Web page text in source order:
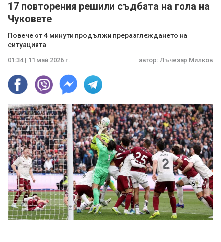
17 повторения решили съдбата на гола на
Чуковете
Повече от 4 минути продължи преразглеждането на
ситуацията
01:34 | 11 май 2026 г. автор: Лъчезар Милков